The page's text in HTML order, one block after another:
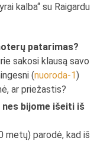
kalba“ su Raigardu
patarimas?
sakosi klausą savo
(nuoroda-1)
ar priežastis?
nes bijome išeiti iš
metų) parodė, kad iš